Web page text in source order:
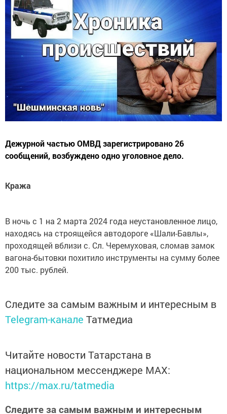
Дежурной частью ОМВД зарегистрировано 26
сообщений, возбуждено одно уголовное дело.
Кража
В ночь с 1 на 2 марта 2024 года неустановленное лицо,
находясь на строящейся автодороге «Шали-Бавлы»,
проходящей вблизи с. Сл. Черемуховая, сломав замок
вагона-бытовки похитило инструменты на сумму более
200 тыс. рублей.
Следите за самым важным и интересным в
Telegram-канале Татмедиа
Читайте новости Татарстана в
национальном мессенджере MАХ:
https://max.ru/tatmedia
Следите за самым важным и интересным